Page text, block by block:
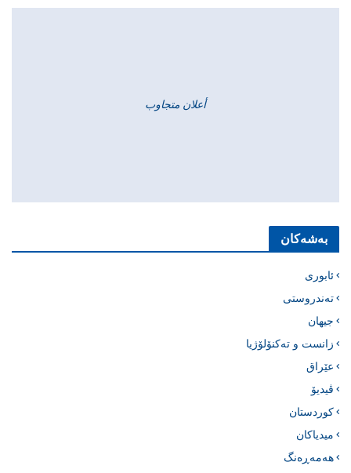
أعلان متجاوب
بەشەکان
ئابوری
تەندروستی
جیهان
زانست و تەکنۆلۆژیا
عێراق
ڤیدیۆ
کوردستان
میدیاکان
هەمەڕەنگ